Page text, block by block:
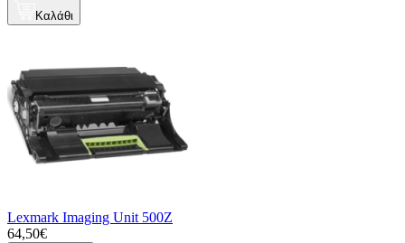
Καλάθι
Lexmark Imaging Unit 500Z
64,50€